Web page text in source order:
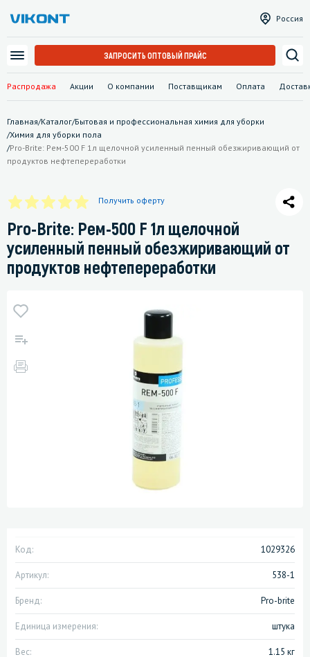
Распродажа Акции О компании Поставщикам Оплата
Россия
ЗАПРОСИТЬ ОПТОВЫЙ ПРАЙС
Главная/Каталог/Бытовая и профессиональная химия для уборки
/Химия для уборки пола
/Pro-Brite: Рем-500 F 1л щелочной усиленный пенный обезжиривающий от
продуктов нефтепереработки
Получить оферту
Pro-Brite: Рем-500 F 1л щелочной
усиленный пенный обезжиривающий от
продуктов нефтепереработки
Код: 1029326
Артикул: 538-1
Бренд: Pro-brite
Единица измерения: штука
Вес: 1.15 кг